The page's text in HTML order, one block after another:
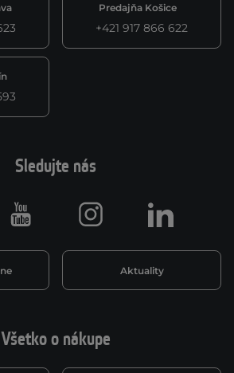
Predajňa Košice
+421 917 866 622
Všetko o nákupe
Sledujte nás
Aktuality
Youtube Instagram LinkedIn